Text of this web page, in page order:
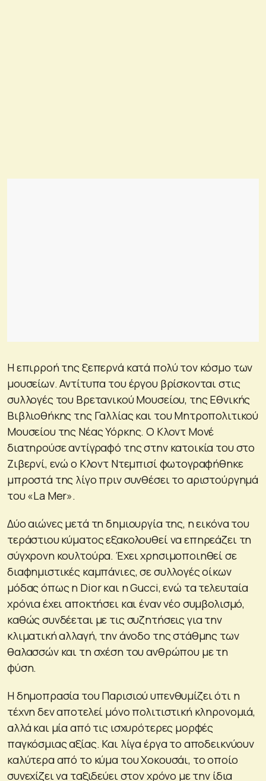
Η επιρροή της ξεπερνά κατά πολύ τον κόσμο των
μουσείων. Αντίτυπα του έργου βρίσκονται στις
συλλογές του Βρετανικού Μουσείου, της Εθνικής
Βιβλιοθήκης της Γαλλίας και του Μητροπολιτικού
Μουσείου της Νέας Υόρκης. Ο Κλοντ Μονέ
διατηρούσε αντίγραφό της στην κατοικία του στο
Ζιβερνί, ενώ ο Κλοντ Ντεμπισί φωτογραφήθηκε
μπροστά της λίγο πριν συνθέσει το αριστούργημά
του «La Mer».
Δύο αιώνες μετά τη δημιουργία της, η εικόνα του
τεράστιου κύματος εξακολουθεί να επηρεάζει τη
σύγχρονη κουλτούρα. Έχει χρησιμοποιηθεί σε
διαφημιστικές καμπάνιες, σε συλλογές οίκων
μόδας όπως η Dior και η Gucci, ενώ τα τελευταία
χρόνια έχει αποκτήσει και έναν νέο συμβολισμό,
καθώς συνδέεται με τις συζητήσεις για την
κλιματική αλλαγή, την άνοδο της στάθμης των
θαλασσών και τη σχέση του ανθρώπου με τη
φύση.
Η δημοπρασία του Παρισιού υπενθυμίζει ότι η
τέχνη δεν αποτελεί μόνο πολιτιστική κληρονομιά,
αλλά και μία από τις ισχυρότερες μορφές
παγκόσμιας αξίας. Και λίγα έργα το αποδεικνύουν
καλύτερα από το κύμα του Χοκουσάι, το οποίο
συνεχίζει να ταξιδεύει στον χρόνο με την ίδια